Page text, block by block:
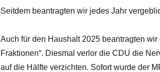
Seitdem beantragten wir jedes Jahr
Auch für den Haushalt 2025 beantragten
Fraktionen“. Diesmal verlor die CDU die
auf die Hälfte verzichten. Sofort wurde der